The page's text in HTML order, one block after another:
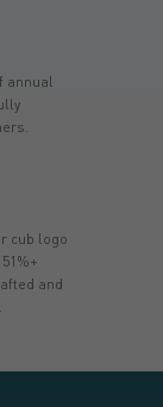
annual
cub logo
and